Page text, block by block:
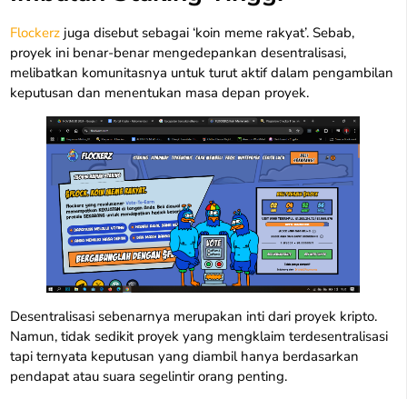
Flockerz juga disebut sebagai ‘koin meme rakyat’. Sebab,
proyek ini benar-benar mengedepankan desentralisasi,
melibatkan komunitasnya untuk turut aktif dalam pengambilan
keputusan dan menentukan masa depan proyek.
Desentralisasi sebenarnya merupakan inti dari proyek kripto.
Namun, tidak sedikit proyek yang mengklaim terdesentralisasi
tapi ternyata keputusan yang diambil hanya berdasarkan
pendapat atau suara segelintir orang penting.